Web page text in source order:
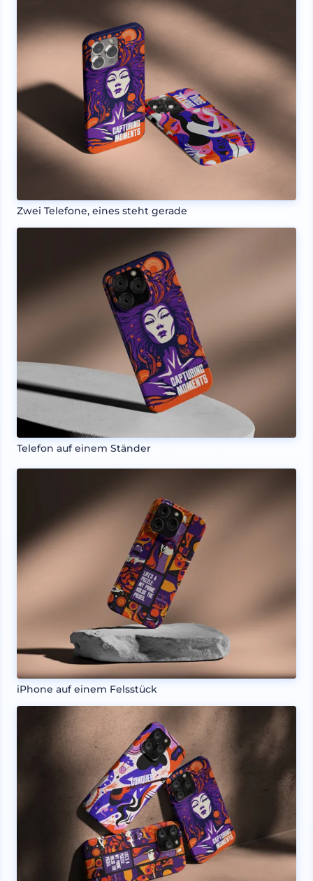
Zwei Telefone, eines steht gerade
Telefon auf einem Ständer
iPhone auf einem Felsstück